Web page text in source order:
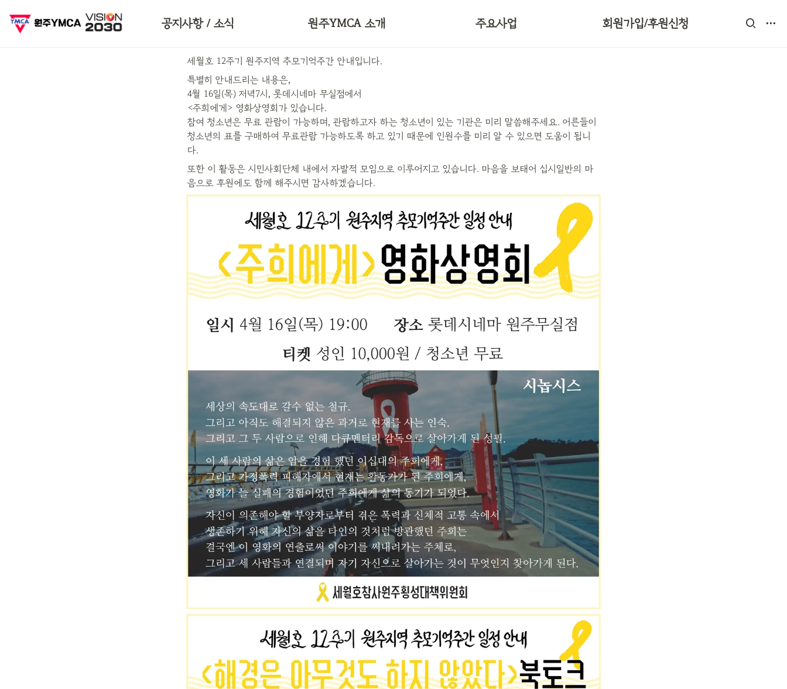
공지사항 / 소식 원주YMCA 소개 주요사업 회원가입/후원신청
오시는길 국제연대
세월호 12주기 원주지역 추모기억주간 안내입니다.
특별히 안내드리는 내용은,
4월 16일(목) 저녁7시, 롯데시네마 무실점에서
<주희에게> 영화상영회가 있습니다.
참여 청소년은 무료 관람이 가능하며, 관람하고자 하는 청소년이 있는 기관은 미리 말씀해주세요. 어른들이
청소년의 표를 구매하여 무료관람 가능하도록 하고 있기 때문에 인원수를 미리 알 수 있으면 도움이 됩니
다.
또한 이 활동은 시민사회단체 내에서 자발적 모임으로 이루어지고 있습니다. 마음을 보태어 십시일반의 마
음으로 후원에도 함께 해주시면 감사하겠습니다.